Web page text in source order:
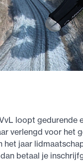
loopt gedurende
verlengd voor het
jaar
betaal je